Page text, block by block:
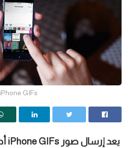
iPhone GIFs
يعد إرسال صور iPhone GIFs